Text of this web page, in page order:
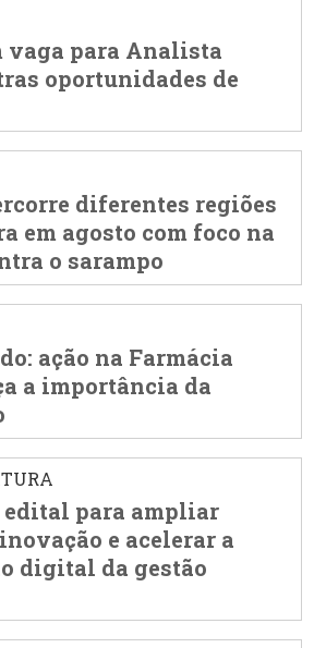
vaga para Analista
oportunidades de
diferentes regiões
em agosto com foco na
o sarampo
ação na Farmácia
a importância da
edital para ampliar
e acelerar a
digital da gestão